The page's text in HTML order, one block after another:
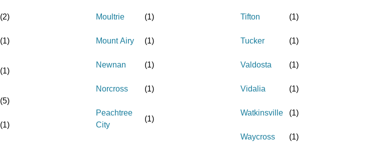
(2)
(1)
(1)
(5)
(1)
Moultrie (1)
Mount Airy (1)
Newnan (1)
Norcross (1)
Peachtree
City
(1)
Tifton (1)
Tucker (1)
Valdosta (1)
Vidalia (1)
Watkinsville (1)
Waycross (1)